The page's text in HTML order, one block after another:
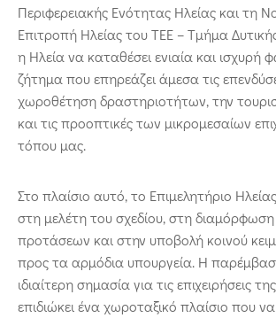
Περιφερειακής Ενότητας Ηλείας και τη
Επιτροπή Ηλείας του ΤΕΕ – Τμήμα
η Ηλεία να καταθέσει ενιαία και ισχυρή
ζήτημα που επηρεάζει άμεσα τις
χωροθέτηση δραστηριοτήτων, την
και τις προοπτικές των μικρομεσαίων
τόπου μας.
Στο πλαίσιο αυτό, το Επιμελητήριο
στη μελέτη του σχεδίου, στη
προτάσεων και στην υποβολή κοινού
προς τα αρμόδια υπουργεία. Η
ιδιαίτερη σημασία για τις επιχειρήσεις
επιδιώκει ένα χωροταξικό πλαίσιο που